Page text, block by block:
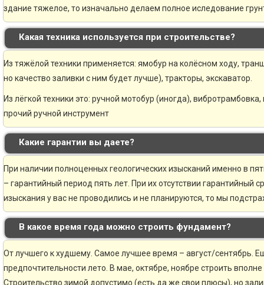
здание тяжелое, то изначально делаем полное иследование
Какая техника используется при строительстве?
Из тяжёлой техники применяется: ямобур на колёсном ходу,
но качество заливки с ним будет лучше), тракторы, экскаватор.
Из лёгкой техники это: ручной мотобур (иногда),
прочий ручной инструмент
Какие гарантии вы даете?
При наличии полноценных геологических изысканий именно в
– гарантийный период пять лет. При их отсутствии гарантийный
изыскания у вас не проводились и не планируются, то мы
В какое время года можно строить фундамент?
От лучшего к худшему. Самое лучшее время – август/сентябрь.
предпочтительности лето. В мае, октябре, ноябре строить
Строительство зимой допустимо (есть да же свои плюсы), но